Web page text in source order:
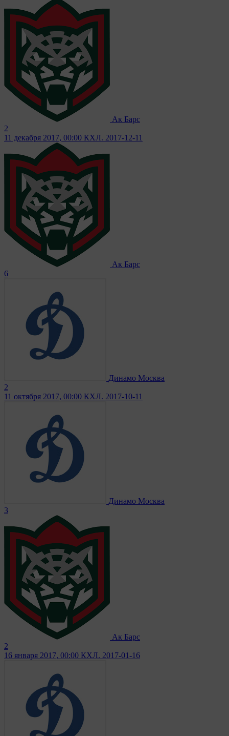
Ак Барс
2
11 декабря 2017, 00:00 КХЛ. 2017-12-11
Ак Барс
6
Динамо Москва
2
11 октября 2017, 00:00 КХЛ. 2017-10-11
Динамо Москва
3
Ак Барс
2
16 января 2017, 00:00 КХЛ. 2017-01-16